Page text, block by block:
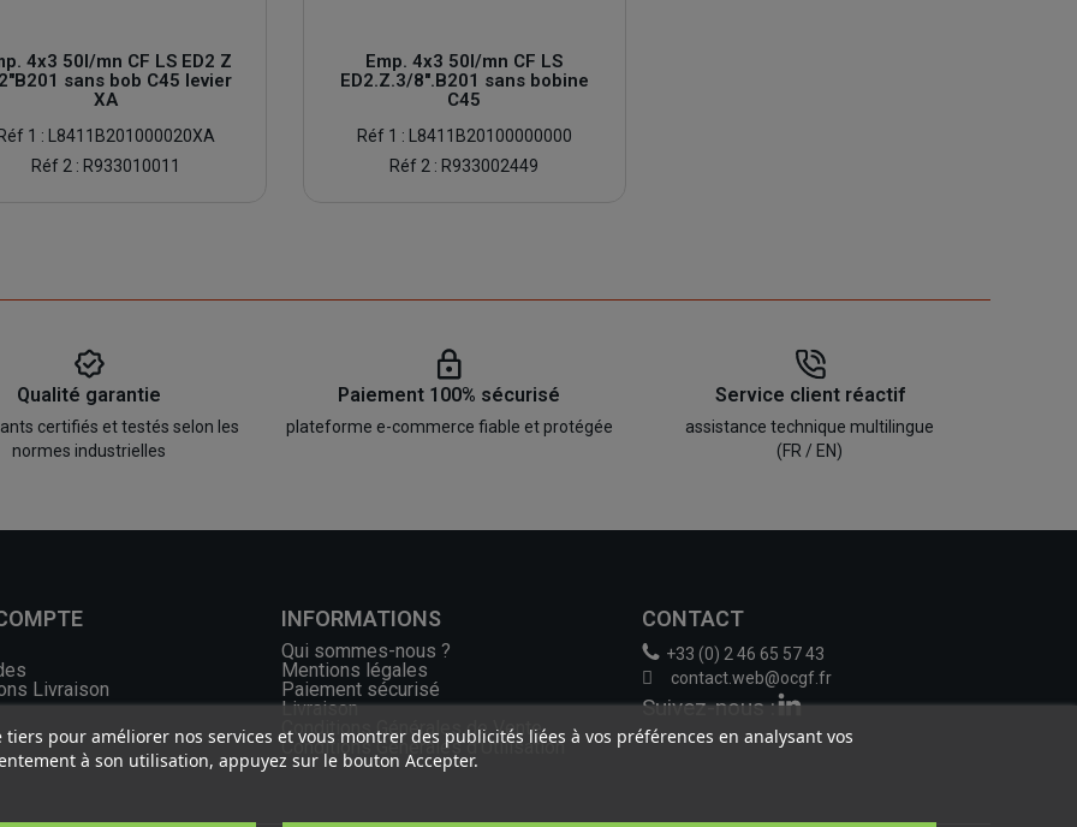
4x3 50l/mn CF LS ED2 Z
sans bob C45 levier
XA
Réf 1 : L8411B201000020XA
Réf 2 : R933010011
Emp. 4x3 50l/mn CF LS
ED2.Z.3/8''.B201 sans bobine
C45
Réf 1 : L8411B20100000000
Réf 2 : R933002449
Qualité garantie
certifiés et testés selon les
normes industrielles
Paiement 100% sécurisé
plateforme e-commerce fiable et protégée
Service client réactif
assistance technique multilingue
(FR / EN)
Livraison
INFORMATIONS
Qui sommes-nous ?
Mentions légales
Paiement sécurisé
Livraison
Conditions Générales de Vente
Conditions Générales d'Utilisation
CONTACT
+33 (0) 2 46 65 57 43
contact.web@ocgf.fr
Suivez-nous :
pour améliorer nos services et vous montrer des publicités liées à vos préférences en analysant vos
à son utilisation, appuyez sur le bouton Accepter.